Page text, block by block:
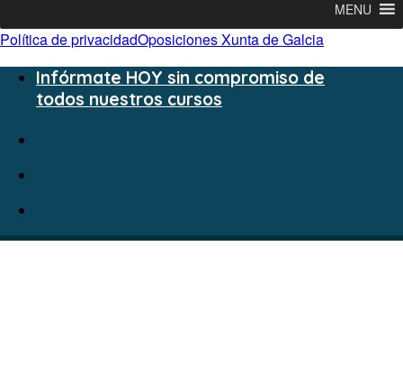
MENU
Política de privacidadOposiciones Xunta de Galcia
Infórmate HOY sin compromiso de
todos nuestros cursos